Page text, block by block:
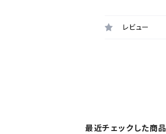
レビュー
最近チェックした商品